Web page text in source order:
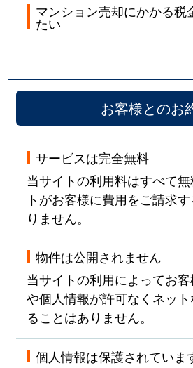
マンション売却にかかる税
たい
お客様とのお
サービスは完全無料
当サイトの利用料はすべて
トがお客様に費用をご請求
りません。
物件は公開されません
当サイトの利用によってお
や個人情報が許可なくネッ
ることはありません。
個人情報は保護されていま